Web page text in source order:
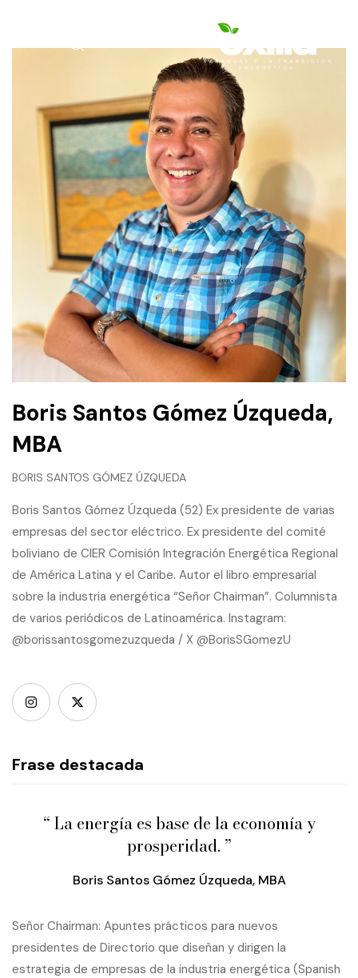
Boris Santos Gómez Úzqueda,
MBA
BORIS SANTOS GÓMEZ ÚZQUEDA
Boris Santos Gómez Úzqueda (52) Ex presidente de varias
empresas del sector eléctrico. Ex presidente del comité
boliviano de CIER Comisión Integración Energética Regional
de América Latina y el Caribe. Autor el libro empresarial
sobre la industria energética “Señor Chairman”. Columnista
de varios periódicos de Latinoamérica. Instagram:
@borissantosgomezuzqueda / X @BorisSGomezU
Frase destacada
“ La energía es base de la economía y
prosperidad. ”
Boris Santos Gómez Úzqueda, MBA
Señor Chairman: Apuntes prácticos para nuevos
presidentes de Directorio que diseñan y dirigen la
estrategia de empresas de la industria energética (Spanish